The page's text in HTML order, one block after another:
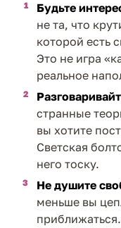
Будьте
не та, что
которой есть
Это не игра
реальное
странные
вы хотите
Светская
него тоску.
Не душите
меньше вы